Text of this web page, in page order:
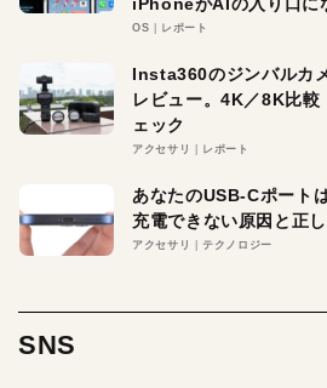
OS レポート
Insta360のジンバルカ
レビュー。4K／8K比較
ェック
アクセサリ レポート
あなたのUSB-Cポート
充電できない原因と正
アクセサリ テクノロジー
SNS